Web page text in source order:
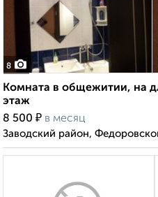
8
Комната в общежитии, на
этаж
8 500 ₽ в месяц
Заводский район,